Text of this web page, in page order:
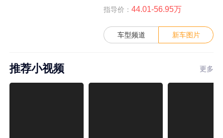
指导价： 44.01-56.95万
车型频道 新车图片
推荐小视频 更多